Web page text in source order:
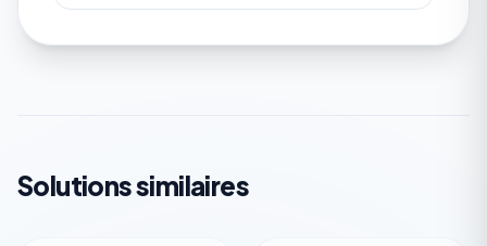
Solutions similaires